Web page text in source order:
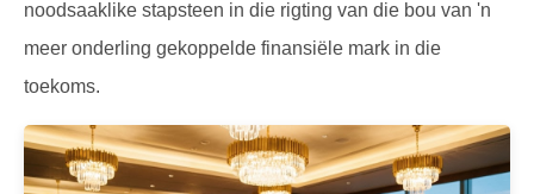
noodsaaklike stapsteen in die rigting van die bou van 'n
meer onderling gekoppelde finansiële mark in die
toekoms.